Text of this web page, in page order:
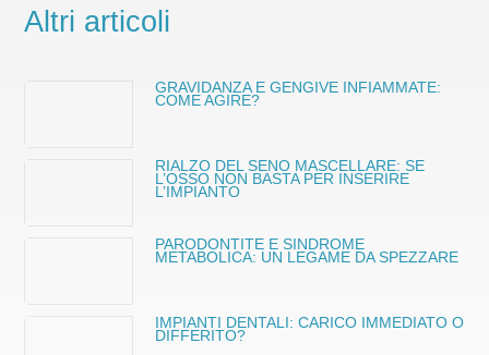
Altri articoli
GRAVIDANZA E GENGIVE INFIAMMATE:
COME AGIRE?
RIALZO DEL SENO MASCELLARE: SE
L’OSSO NON BASTA PER INSERIRE
L’IMPIANTO
PARODONTITE E SINDROME
METABOLICA: UN LEGAME DA SPEZZARE
IMPIANTI DENTALI: CARICO IMMEDIATO O
DIFFERITO?